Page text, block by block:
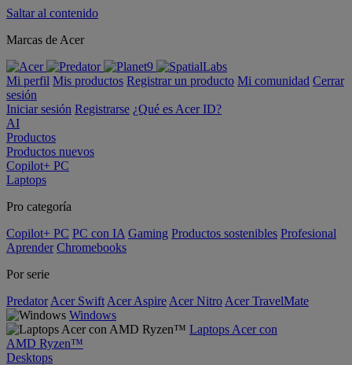
Saltar al contenido
Marcas de Acer
Mi perfil Mis productos Registrar un producto Mi comunidad Cerrar
sesión
Iniciar sesión Registrarse ¿Qué es Acer ID?
AI
Productos
Productos nuevos
Copilot+ PC
Laptops
Pro categoría
Copilot+ PC PC con IA Gaming Productos sostenibles Profesional
Aprender Chromebooks
Por serie
Predator Acer Swift Acer Aspire Acer Nitro Acer TravelMate
Windows
Laptops Acer con
AMD Ryzen™
Desktops